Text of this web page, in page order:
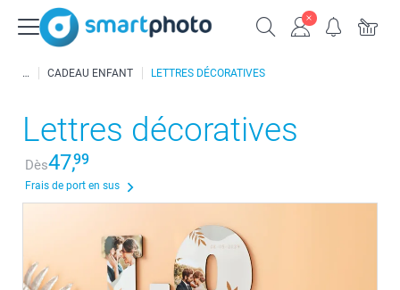
CADEAU ENFANT LETTRES DÉCORATIVES
Lettres décoratives
Dès47,99
Frais de port en sus